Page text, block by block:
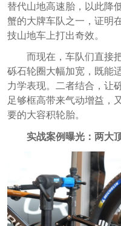
替代山地高速胎，以此降
蟹的大牌车队之一，证明
技山地车上打出奇效。
而现在，车队们直接
砾石轮圈大幅加宽，既能
力学表现。二者结合，让
足够框高带来气动增益，
要的大容积轮胎。
实战案例曝光：两大